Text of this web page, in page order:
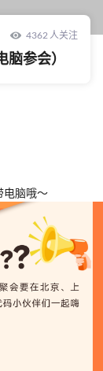
脑参会）
4362 人关注
电脑哦～